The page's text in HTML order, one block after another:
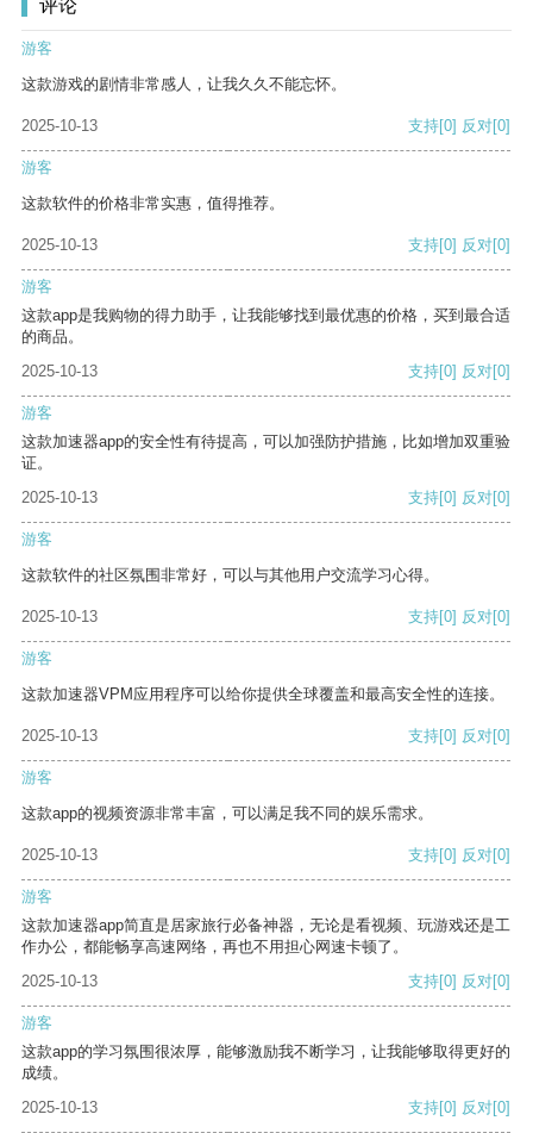
评论
游客
这款游戏的剧情非常感人，让我久久不能忘怀。
2025-10-13 支持[0] 反对[0]
游客
这款软件的价格非常实惠，值得推荐。
2025-10-13 支持[0] 反对[0]
游客
这款app是我购物的得力助手，让我能够找到最优惠的价格，买到最合适
的商品。
2025-10-13
支持[0] 反对[0]
游客
这款加速器app的安全性有待提高，可以加强防护措施，比如增加双重验
证。
2025-10-13
支持[0] 反对[0]
游客
这款软件的社区氛围非常好，可以与其他用户交流学习心得。
2025-10-13 支持[0] 反对[0]
游客
这款加速器VPM应用程序可以给你提供全球覆盖和最高安全性的连接。
2025-10-13 支持[0] 反对[0]
游客
这款app的视频资源非常丰富，可以满足我不同的娱乐需求。
2025-10-13 支持[0] 反对[0]
游客
这款加速器app简直是居家旅行必备神器，无论是看视频、玩游戏还是工
作办公，都能畅享高速网络，再也不用担心网速卡顿了。
2025-10-13
支持[0] 反对[0]
游客
这款app的学习氛围很浓厚，能够激励我不断学习，让我能够取得更好的
成绩。
2025-10-13
支持[0] 反对[0]